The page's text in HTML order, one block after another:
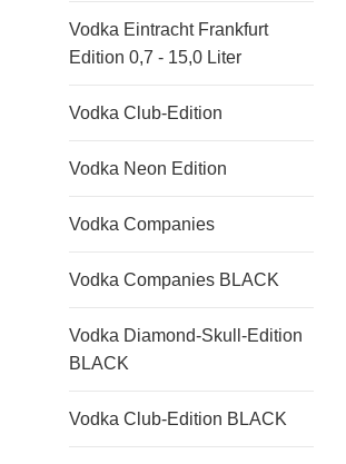
Vodka Eintracht Frankfurt
Edition 0,7 - 15,0 Liter
Vodka Club-Edition
Vodka Neon Edition
Vodka Companies
Vodka Companies BLACK
Vodka Diamond-Skull-Edition
BLACK
Vodka Club-Edition BLACK